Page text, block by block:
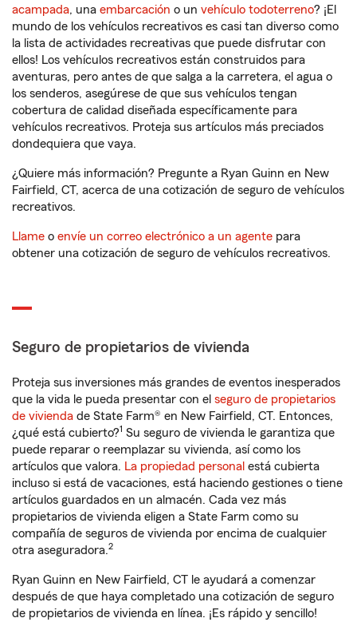
acampada, una embarcación o un vehículo todoterreno? ¡El
mundo de los vehículos recreativos es casi tan diverso como
la lista de actividades recreativas que puede disfrutar con
ellos! Los vehículos recreativos están construidos para
aventuras, pero antes de que salga a la carretera, el agua o
los senderos, asegúrese de que sus vehículos tengan
cobertura de calidad diseñada específicamente para
vehículos recreativos. Proteja sus artículos más preciados
dondequiera que vaya.
¿Quiere más información? Pregunte a Ryan Guinn en New
Fairfield, CT, acerca de una cotización de seguro de vehículos
recreativos.
Llame o envíe un correo electrónico a un agente para
obtener una cotización de seguro de vehículos recreativos.
Seguro de propietarios de vivienda
Proteja sus inversiones más grandes de eventos inesperados
que la vida le pueda presentar con el seguro de propietarios
de vivienda de State Farm® en New Fairfield, CT. Entonces,
¿qué está cubierto?1 Su seguro de vivienda le garantiza que
puede reparar o reemplazar su vivienda, así como los
artículos que valora. La propiedad personal está cubierta
incluso si está de vacaciones, está haciendo gestiones o tiene
artículos guardados en un almacén. Cada vez más
propietarios de vivienda eligen a State Farm como su
compañía de seguros de vivienda por encima de cualquier
otra aseguradora.2
Ryan Guinn en New Fairfield, CT le ayudará a comenzar
después de que haya completado una cotización de seguro
de propietarios de vivienda en línea. ¡Es rápido y sencillo!